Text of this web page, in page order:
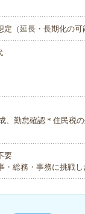
（延長・長期化の
、勤怠確認＊住民税
要
総務・事務に挑戦